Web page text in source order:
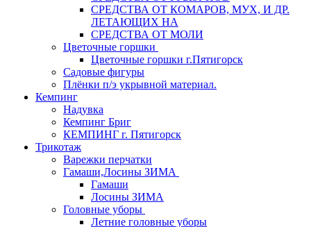
СРЕДСТВА ОТ КОМАРОВ, МУХ, И ДР.
ЛЕТАЮЩИХ НА
СРЕДСТВА ОТ МОЛИ
Цветочные горшки
Цветочные горшки г.Пятигорск
Садовые фигуры
Плёнки п/э укрывной материал.
Кемпинг
Надувка
Кемпинг Бриг
КЕМПИНГ г. Пятигорск
Трикотаж
Варежки перчатки
Гамаши,Лосины ЗИМА
Гамаши
Лосины ЗИМА
Головные уборы
Летние головные уборы